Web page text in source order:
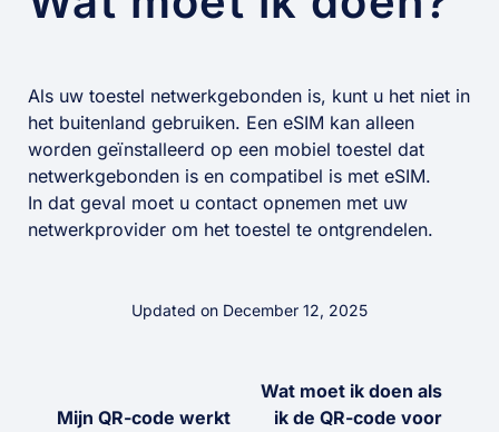
Als uw toestel netwerkgebonden is, kunt u het niet in
het buitenland gebruiken. Een eSIM kan alleen
worden geïnstalleerd op een mobiel toestel dat
netwerkgebonden is en compatibel is met eSIM.
In dat geval moet u contact opnemen met uw
netwerkprovider om het toestel te ontgrendelen.
Updated on December 12, 2025
Mijn QR-code werkt
Wat moet ik doen als
ik de QR-code voor